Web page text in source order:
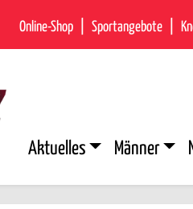
Online-Shop Sportangebote
Aktuelles Männer